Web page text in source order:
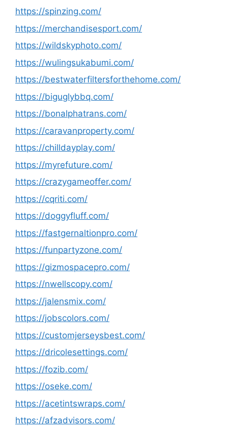
https://spinzing.com/
https://merchandisesport.com/
https://wildskyphoto.com/
https://wulingsukabumi.com/
https://bestwaterfiltersforthehome.com/
https://biguglybbq.com/
https://bonalphatrans.com/
https://caravanproperty.com/
https://chilldayplay.com/
https://myrefuture.com/
https://crazygameoffer.com/
https://cqriti.com/
https://doggyfluff.com/
https://fastgernaltionpro.com/
https://funpartyzone.com/
https://gizmospacepro.com/
https://nwellscopy.com/
https://jalensmix.com/
https://jobscolors.com/
https://customjerseysbest.com/
https://dricolesettings.com/
https://fozib.com/
https://oseke.com/
https://acetintswraps.com/
https://afzadvisors.com/